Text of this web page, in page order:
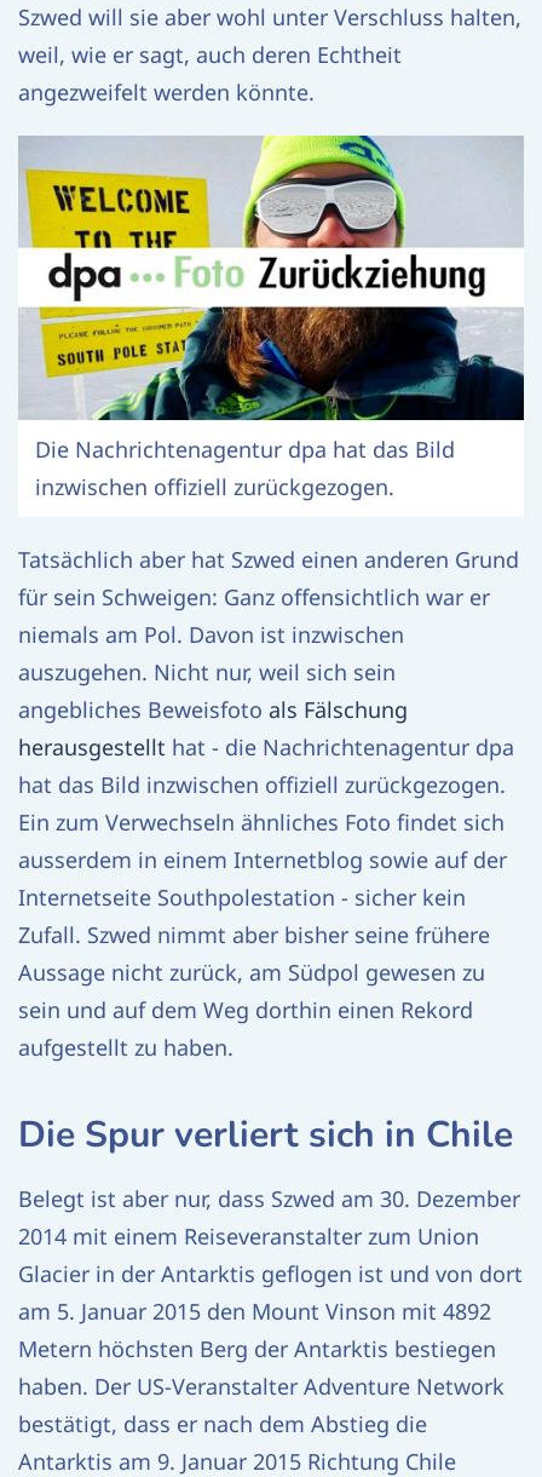
Szwed will sie aber wohl unter Verschluss halten,
weil, wie er sagt, auch deren Echtheit
angezweifelt werden könnte.
Die Nachrichtenagentur dpa hat das Bild
inzwischen offiziell zurückgezogen.
Tatsächlich aber hat Szwed einen anderen Grund
für sein Schweigen: Ganz offensichtlich war er
niemals am Pol. Davon ist inzwischen
auszugehen. Nicht nur, weil sich sein
angebliches Beweisfoto als Fälschung
herausgestellt hat - die Nachrichtenagentur dpa
hat das Bild inzwischen offiziell zurückgezogen.
Ein zum Verwechseln ähnliches Foto findet sich
ausserdem in einem Internetblog sowie auf der
Internetseite Southpolestation - sicher kein
Zufall. Szwed nimmt aber bisher seine frühere
Aussage nicht zurück, am Südpol gewesen zu
sein und auf dem Weg dorthin einen Rekord
aufgestellt zu haben.
Die Spur verliert sich in Chile
Belegt ist aber nur, dass Szwed am 30. Dezember
2014 mit einem Reiseveranstalter zum Union
Glacier in der Antarktis geflogen ist und von dort
am 5. Januar 2015 den Mount Vinson mit 4892
Metern höchsten Berg der Antarktis bestiegen
haben. Der US-Veranstalter Adventure Network
bestätigt, dass er nach dem Abstieg die
Antarktis am 9. Januar 2015 Richtung Chile